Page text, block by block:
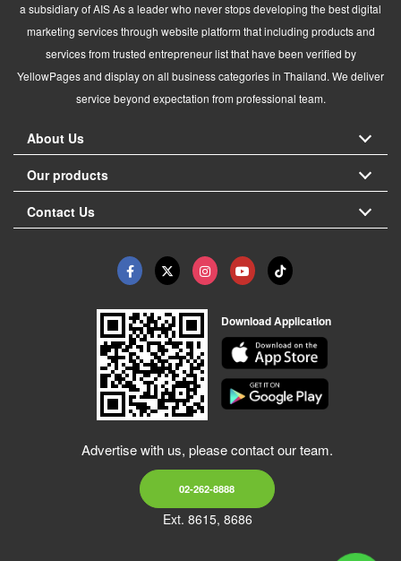
a subsidiary of AIS As a leader who never stops developing the best digital
marketing services through website platform that including products and
services from trusted entrepreneur list that have been verified by
YellowPages and display on all business categories in Thailand. We deliver
service beyond expectation from professional team.
About Us
Our products
Contact Us
Download Application
Advertise with us, please contact our team.
02-262-8888
Ext. 8615, 8686